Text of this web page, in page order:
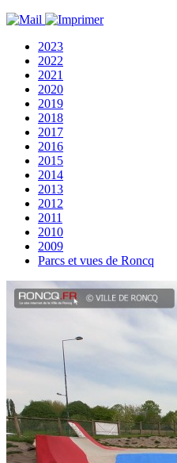
2023
2022
2021
2020
2019
2018
2017
2016
2015
2014
2013
2012
2011
2010
2009
Parcs et vues de Roncq